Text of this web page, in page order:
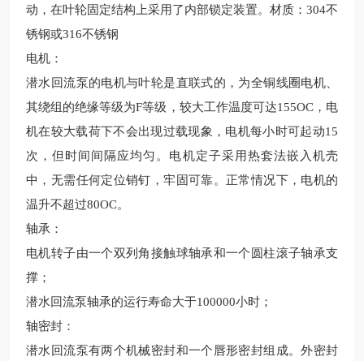
动，在叶轮固定结构上采用了内部锁定装置。 材质： 304不
锈钢或316不锈钢
电机 ：
潜水回流泵的电机与叶轮是直联式的， 为全铜线圈电机、
其绕组的绝缘等级为F等级， 较大工作温度可达155OC，电
机在较大载荷下不会出现过载现象，电机每小时可起动15
次，但时间间隔应均匀。电机定子采用热套法嵌入机壳
中，无需任何定位销钉，牢固可靠。正常情况下，电机的
温升不超过80OC。
轴承 ：
电机转子由一个双列角接触球轴承和一个圆柱滚子轴承支
撑；
潜水回流泵轴承的运行寿命大于100000小时；
轴密封 ：
潜水回流泵有两个机械密封和一个唇形密封组成。外密封